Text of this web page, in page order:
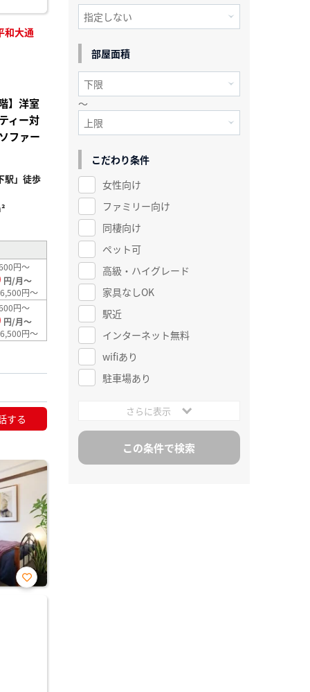
和大通
】洋室
ィー対
ファー
駅」徒歩
円～
円/月～
円～
円～
円/月～
円～
する
お気
部屋面積
～
こだわり条件
女性向け
ファミリー向け
同棲向け
ペット可
高級・ハイグレード
家具なしOK
駅近
インターネット無料
wifiあり
駐車場あり
さらに表示